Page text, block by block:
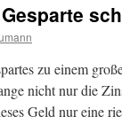
zu einem
nicht nur die
Geld nur eine